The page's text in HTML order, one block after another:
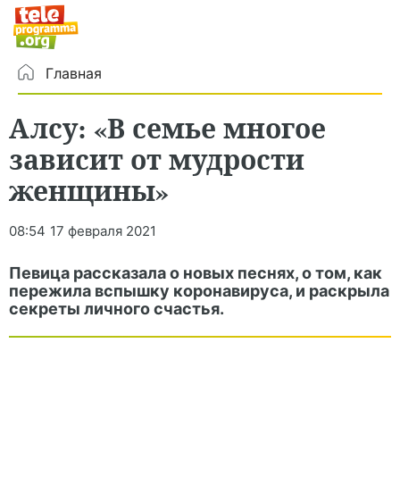
Главная
Алсу: «В семье многое
зависит от мудрости
женщины»
08:54 17 февраля 2021
Певица рассказала о новых песнях, о том, как
пережила вспышку коронавируса, и раскрыла
секреты личного счастья.